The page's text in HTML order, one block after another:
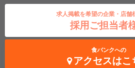
求人掲載を希望の企業・店舗
採用ご担当者
食バンクへの
アクセスはこ